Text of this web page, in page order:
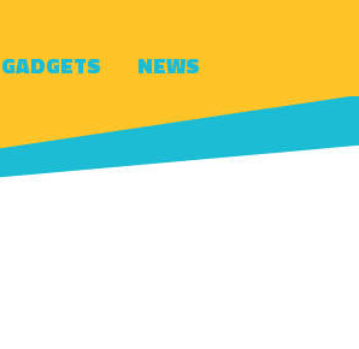
GADGETS NEWS